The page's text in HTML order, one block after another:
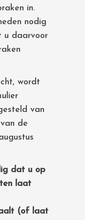
in.
nodig
u daarvoor
wordt
van
de
dat u op
laat
(of laat